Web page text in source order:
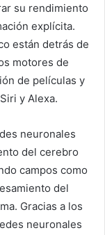
su rendimiento
explícita.
están detrás de
motores de
de películas y
y Alexa.
neuronales
del cerebro
campos como
del
Gracias a los
neuronales